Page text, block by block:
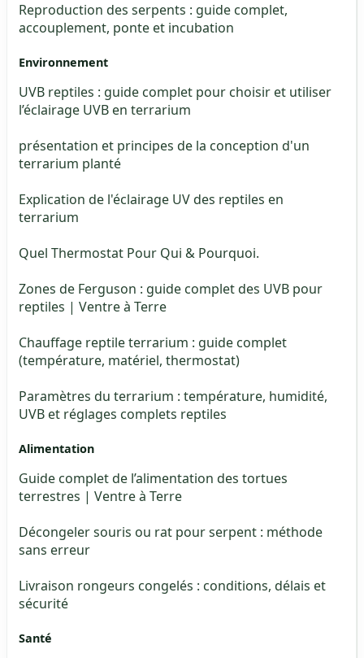
Reproduction des serpents : guide complet,
accouplement, ponte et incubation
Environnement
UVB reptiles : guide complet pour choisir et utiliser
l’éclairage UVB en terrarium
présentation et principes de la conception d'un
terrarium planté
Explication de l'éclairage UV des reptiles en
terrarium
Quel Thermostat Pour Qui & Pourquoi.
Zones de Ferguson : guide complet des UVB pour
reptiles | Ventre à Terre
Chauffage reptile terrarium : guide complet
(température, matériel, thermostat)
Paramètres du terrarium : température, humidité,
UVB et réglages complets reptiles
Alimentation
Guide complet de l’alimentation des tortues
terrestres | Ventre à Terre
Décongeler souris ou rat pour serpent : méthode
sans erreur
Livraison rongeurs congelés : conditions, délais et
sécurité
Santé